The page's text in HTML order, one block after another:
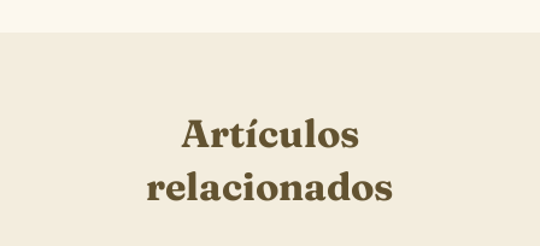
Artículos
relacionados